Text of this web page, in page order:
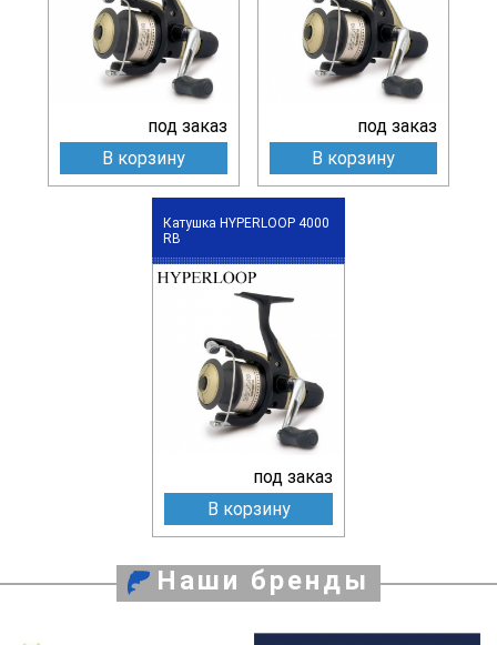
под заказ
В корзину
под заказ
В корзину
Катушка HYPERLOOP 4000
RB
под заказ
В корзину
Наши бренды